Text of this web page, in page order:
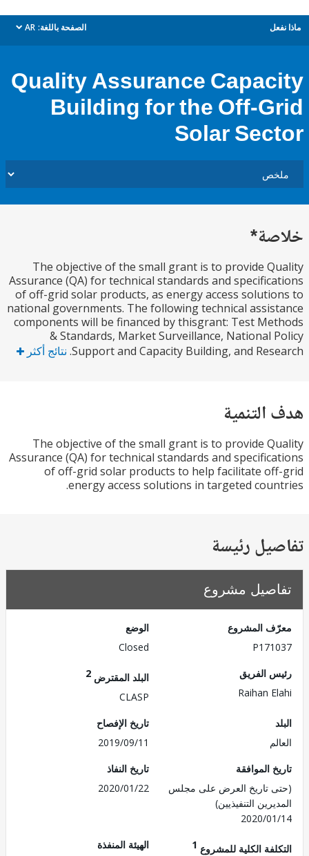
الصفحة باللغة: AR
dropdown
Quality Assurance
Building for the Off-
Solar
The objective of the small grant is to provide
Assurance (QA) for technical standards and
of off-grid solar products, as energy access
national governments. The following technical
components will be financed by thisgrant: Test
& Standards, Market Surveillance, National
Support and Capacity Building, and نتائج أكثر
The objective of the small grant is to provide
Assurance (QA) for technical standards and
of off-grid solar products to help facilitate
energy access solutions in targeted
رئيسة
مشروع
المشروع
الفريق
Raihan
البلد المقترض
تاريخ الإفصاح
2019/09/11
الموافقة
تاريخ العرض على مجلس
التنفيذيين)
2020/
تاريخ النفاذ
2020/01/22
الكلية للمشروع1
الهيئة المنفذة